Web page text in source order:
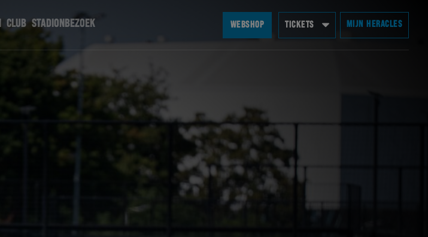
CLUB STADIONBEZOEK WEBSHOP TICKETS MIJN HERACLES